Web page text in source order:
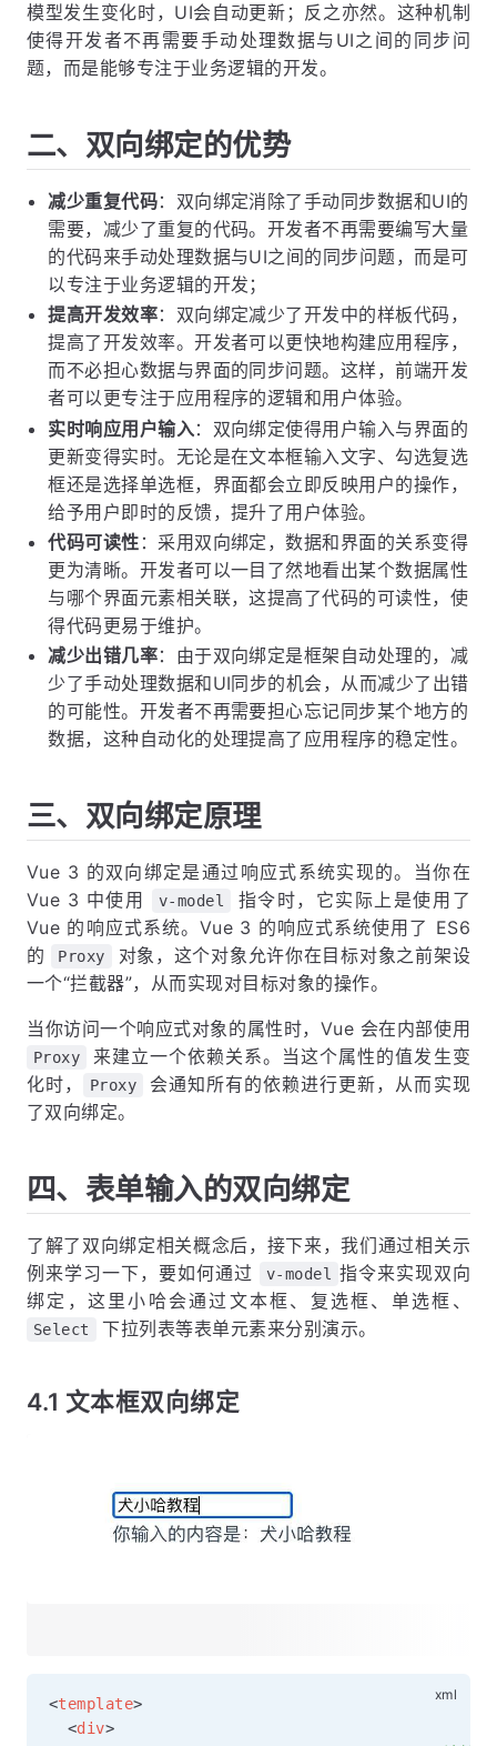
模型发生变化时，UI会自动更新；反之亦然。这种机制
使得开发者不再需要手动处理数据与UI之间的同步问
题，而是能够专注于业务逻辑的开发。
二、双向绑定的优势
减少重复代码：双向绑定消除了手动同步数据和UI的
需要，减少了重复的代码。开发者不再需要编写大量
的代码来手动处理数据与UI之间的同步问题，而是可
以专注于业务逻辑的开发；
提高开发效率：双向绑定减少了开发中的样板代码，
提高了开发效率。开发者可以更快地构建应用程序，
而不必担心数据与界面的同步问题。这样，前端开发
者可以更专注于应用程序的逻辑和用户体验。
实时响应用户输入：双向绑定使得用户输入与界面的
更新变得实时。无论是在文本框输入文字、勾选复选
框还是选择单选框，界面都会立即反映用户的操作，
给予用户即时的反馈，提升了用户体验。
代码可读性 ：采用双向绑定，数据和界面的关系变得
更为清晰。开发者可以一目了然地看出某个数据属性
与哪个界面元素相关联，这提高了代码的可读性，使
得代码更易于维护。
减少出错几率：由于双向绑定是框架自动处理的，减
少了手动处理数据和UI同步的机会，从而减少了出错
的可能性。开发者不再需要担心忘记同步某个地方的
数据，这种自动化的处理提高了应用程序的稳定性。
三、双向绑定原理
Vue 3 的双向绑定是通过响应式系统实现的。当你在
Vue 3 中使用
v-model
指令时，它实际上是使用了
Vue 的响应式系统。Vue 3 的响应式系统使用了 ES6
的
Proxy
对象，这个对象允许你在目标对象之前架设
一个“拦截器”，从而实现对目标对象的操作。
当你访问一个响应式对象的属性时，Vue 会在内部使用
Proxy
来建立一个依赖关系。当这个属性的值发生变
化时，
Proxy
会通知所有的依赖进行更新，从而实现
了双向绑定。
四、表单输入的双向绑定
了解了双向绑定相关概念后，接下来，我们通过相关示
例来学习一下，要如何通过
v-model
指令来实现双向
绑定，这里小哈会通过文本框、复选框、单选框、
Select 下拉列表等表单元素来分别演示。
4.1 文本框双向绑定
<template>
<div>